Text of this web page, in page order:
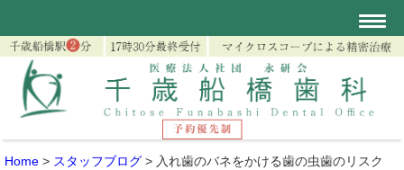
Home > スタッフブログ > 入れ歯のバネをかける歯の虫歯のリスク